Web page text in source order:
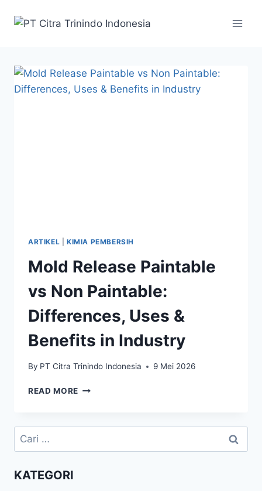
ARTIKEL KIMIA PEMBERSIH
Mold Release Paintable
vs Non Paintable:
Differences, Uses &
Benefits in Industry
By PT Citra Trinindo Indonesia 9 Mei 2026
READ MORE
KATEGORI